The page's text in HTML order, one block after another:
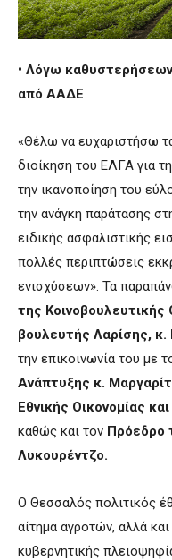
• Λόγω
από ΑΑΔΕ
«Θέλω να ευχαριστήσω
διοίκηση του ΕΛΓΑ για
την ικανοποίηση του
την ανάγκη παράτασης
ειδικής ασφαλιστικής
πολλές περιπτώσεις
ενισχύσεων». Τα
της
βουλευτής Λαρίσης,
την επικοινωνία του με
Ανάπτυξης κ.
Εθνικής Οικονομίας
καθώς και τον Πρόεδρο
Λυκουρέντζο.
Ο Θεσσαλός πολιτικός
αίτημα αγροτών, αλλά
κυβερνητικής